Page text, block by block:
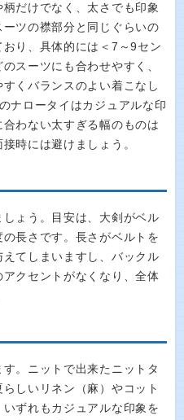
だけでなく、太さでも印象
ツの襟部分と同じぐらいの
り、具体的には＜7～9セン
スーツにも合わせやすく、
くバランスのよい着こなし
ナロータイはカジュアルな印
わない太すぎる幅のものは
時には避けましょう。
ょう。目安は、大剣がベル
長さです。長さがベルトを
てしまいますし、バックル
クセントがなくなり、全体
。ニットで出来たニットタ
しいリネン（麻）やコット
ずれもカジュアルな印象を